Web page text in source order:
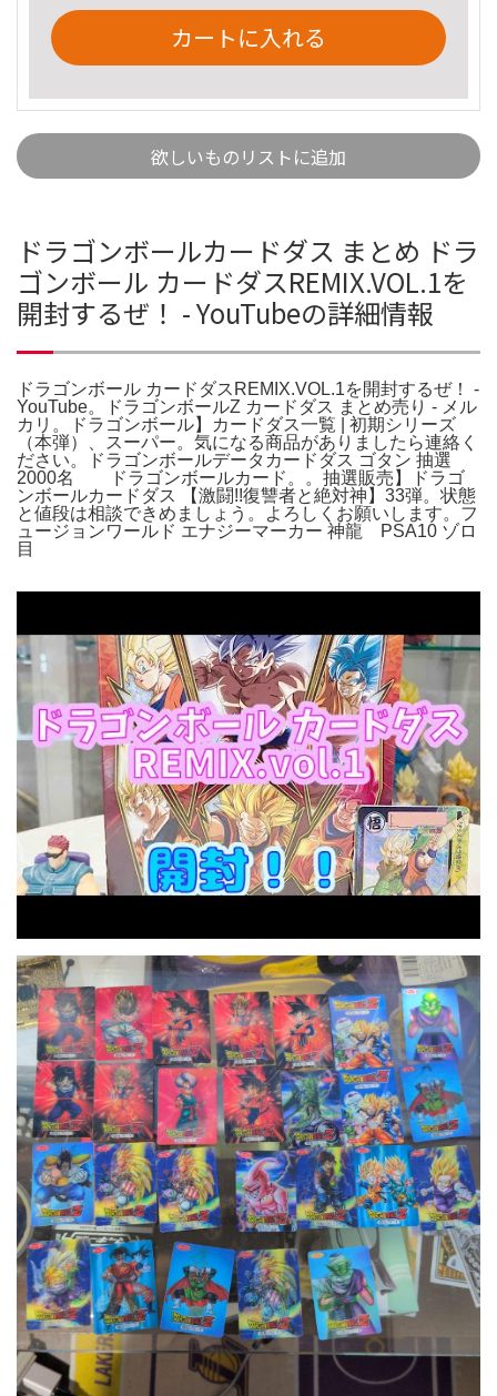
カートに入れる
欲しいものリストに追加
ドラゴンボールカードダス まとめ ドラ
ゴンボール カードダスREMIX.VOL.1を
開封するぜ！ - YouTubeの詳細情報
ドラゴンボール カードダスREMIX.VOL.1を開封するぜ！ -
YouTube。ドラゴンボールZ カードダス まとめ売り - メル
カリ。ドラゴンボール】カードダス一覧 | 初期シリーズ
（本弾）、スーパー。気になる商品がありましたら連絡く
ださい。ドラゴンボールデータカードダス ゴタン 抽選
2000名 ドラゴンボールカード。。抽選販売】ドラゴ
ンボールカードダス 【激闘!!復讐者と絶対神】33弾。状態
と値段は相談できめましょう。よろしくお願いします。フ
ュージョンワールド エナジーマーカー 神龍 PSA10 ゾロ
目